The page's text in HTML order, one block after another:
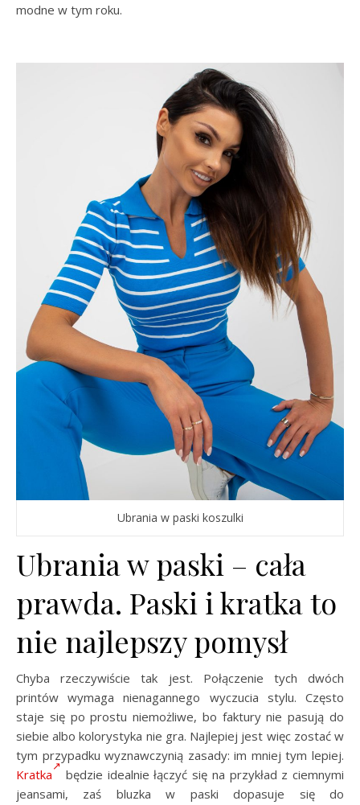
modne w tym roku.
Ubrania w paski koszulki
Ubrania w paski – cała
prawda. Paski i kratka to
nie najlepszy pomysł
Chyba rzeczywiście tak jest. Połączenie tych dwóch
printów wymaga nienagannego wyczucia stylu. Często
staje się po prostu niemożliwe, bo faktury nie pasują do
siebie albo kolorystyka nie gra. Najlepiej jest więc zostać w
tym przypadku wyznawczynią zasady: im mniej tym lepiej.
Kratka
będzie idealnie łączyć się na przykład z ciemnymi
jeansami, zaś bluzka w paski dopasuje się do